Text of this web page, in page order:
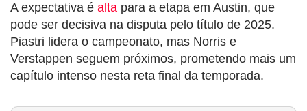
A expectativa é alta para a etapa em Austin, que
pode ser decisiva na disputa pelo título de 2025.
Piastri lidera o campeonato, mas Norris e
Verstappen seguem próximos, prometendo mais um
capítulo intenso nesta reta final da temporada.